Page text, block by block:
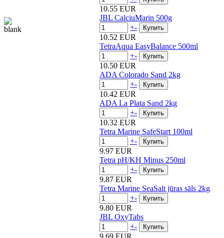
10.55 EUR
JBL CalciuMarin 500g
+-
10.52 EUR
TetraAqua EasyBalance 500ml
+-
10.50 EUR
ADA Colorado Sand 2kg
+-
10.42 EUR
ADA La Plata Sand 2kg
+-
10.32 EUR
Tetra Marine SafeStart 100ml
+-
9.97 EUR
Tetra pH/KH Minus 250ml
+-
9.87 EUR
Tetra Marine SeaSalt jūras sāls 2kg
+-
9.80 EUR
JBL OxyTabs
+-
9.69 EUR